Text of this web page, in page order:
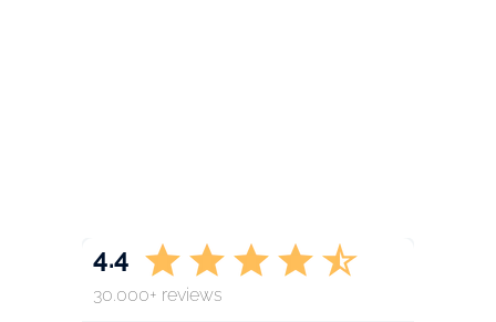
4.4
30.000+ reviews